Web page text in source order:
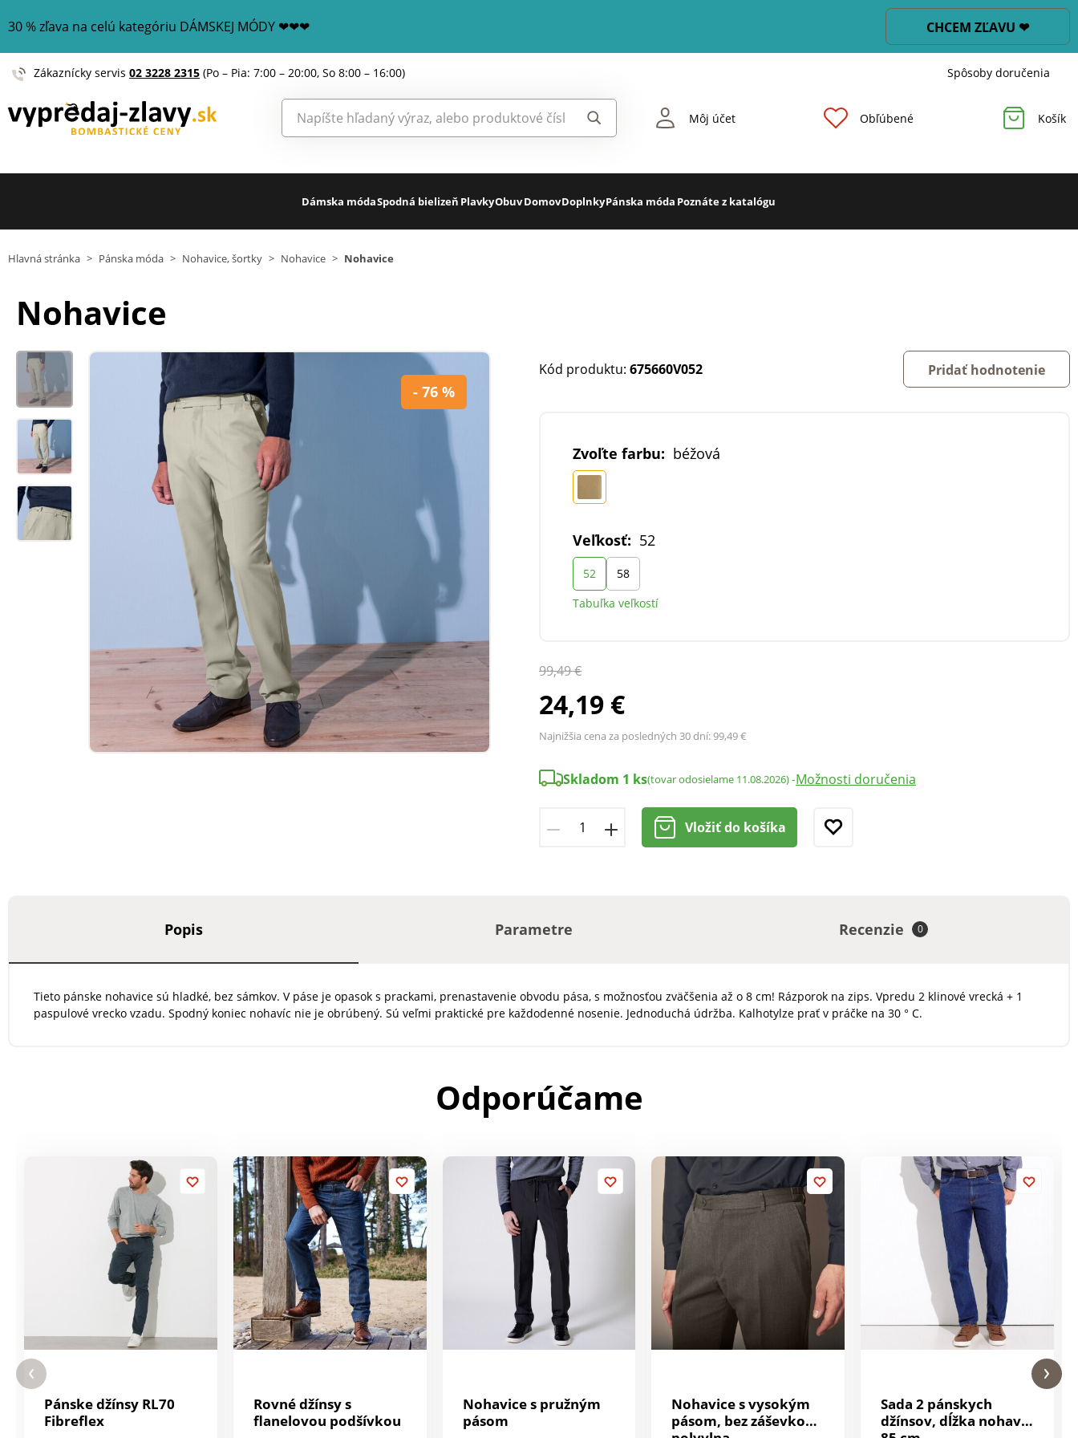
30 % zľava na celú kategóriu DÁMSKEJ MÓDY ❤❤❤ CHCEM ZĽAVU ❤
Zákaznícky servis 02 3228 2315 (Po – Pia: 7:00 – 20:00, So 8:00 – 16:00) Spôsoby doručenia
Môj účet Obľúbené Košík
Dámska módaSpodná bielizeň PlavkyObuvDomovDoplnkyPánska móda Poznáte z katalógu
Hlavná stránka > Pánska móda > Nohavice, šortky > Nohavice > Nohavice
Nohavice
- 76 %
Kód produktu: 675660V052 Pridať hodnotenie
Zvoľte farbu: béžová
Veľkosť: 52
52
58
Tabuľka veľkostí
99,49 €
24,19 €
Najnižšia cena za posledných 30 dní:99,49 €
Skladom 1 ks(tovar odosielame 11.08.2026)-Možnosti doručenia
Vložiť do košíka
Popis Parametre Recenzie 0
Tieto pánske nohavice sú hladké, bez sámkov. V páse je opasok s prackami, prenastavenie obvodu pása, s možnosťou zväčšenia až o 8 cm! Rázporok na zips. Vpredu 2 klinové vrecká + 1
paspulové vrecko vzadu. Spodný koniec nohavíc nie je obrúbený. Sú veľmi praktické pre každodenné nosenie. Jednoduchá údržba. Kalhotylze prať v práčke na 30 ° C.
Odporúčame
Pánske džínsy RL70
Fibreflex
Rovné džínsy s
flanelovou podšívkou
Nohavice s pružným
pásom
Nohavice s vysokým
pásom, bez záševkov,
Sada 2 pánskych
džínsov, dĺžka nohavíc